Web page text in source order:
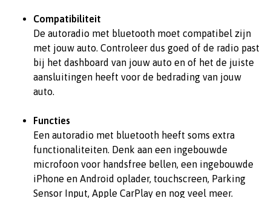
Compatibiliteit
De autoradio met bluetooth moet compatibel zijn
met jouw auto. Controleer dus goed of de radio past
bij het dashboard van jouw auto en of het de juiste
aansluitingen heeft voor de bedrading van jouw
auto.
Functies
Een autoradio met bluetooth heeft soms extra
functionaliteiten. Denk aan een ingebouwde
microfoon voor handsfree bellen, een ingebouwde
iPhone en Android oplader, touchscreen, Parking
Sensor Input, Apple CarPlay en nog veel meer.